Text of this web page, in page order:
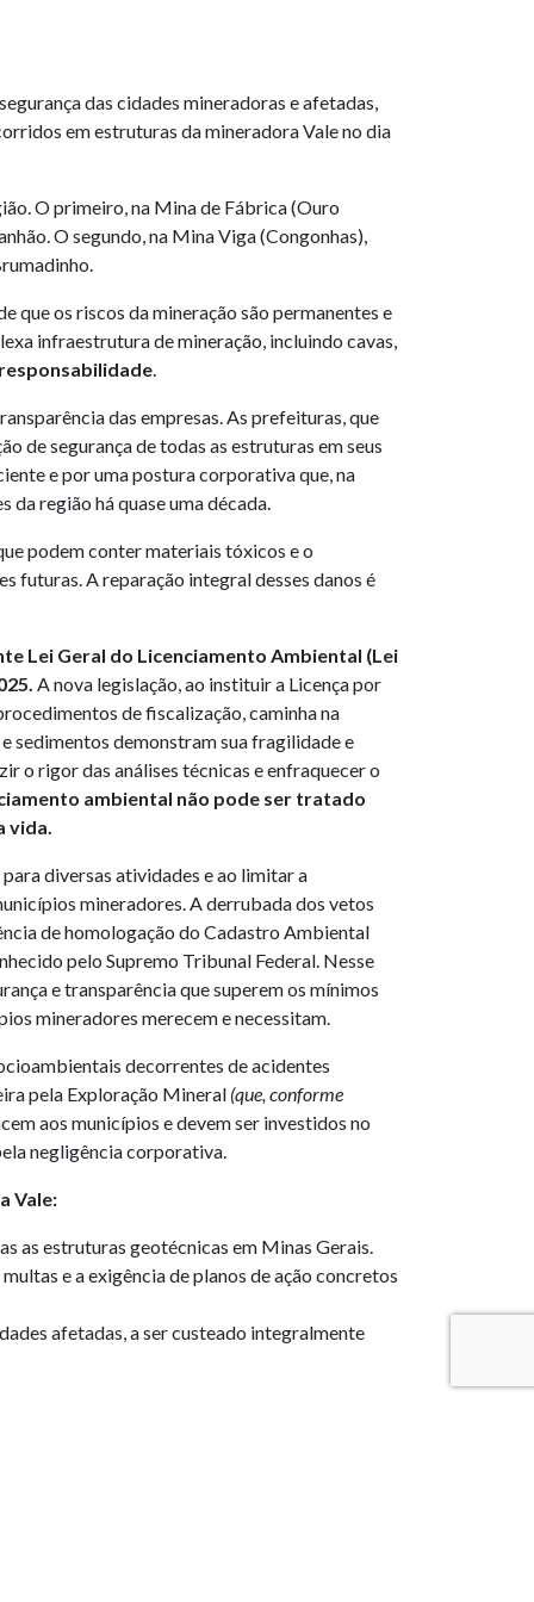
das cidades mineradoras e afetadas,
em estruturas da mineradora Vale no dia
O primeiro, na Mina de Fábrica (Ouro
O segundo, na Mina Viga (Congonhas),
que os riscos da mineração são permanentes e
infraestrutura de mineração, incluindo cavas,
das empresas. As prefeituras, que
de segurança de todas as estruturas em seus
e por uma postura corporativa que, na
região há quase uma década.
podem conter materiais tóxicos e o
futuras. A reparação integral desses danos é
Lei Geral do Licenciamento Ambiental (Lei
A nova legislação, ao instituir a Licença por
de fiscalização, caminha na
sedimentos demonstram sua fragilidade e
o rigor das análises técnicas e enfraquecer o
ambiental não pode ser tratado
vida.
diversas atividades e ao limitar a
mineradores. A derrubada dos vetos
de homologação do Cadastro Ambiental
pelo Supremo Tribunal Federal. Nesse
e transparência que superem os mínimos
mineradores merecem e necessitam.
decorrentes de acidentes
pela Exploração Mineral (que, conforme
aos municípios e devem ser investidos no
negligência corporativa.
Vale:
as estruturas geotécnicas em Minas Gerais.
e a exigência de planos de ação concretos
afetadas, a ser custeado integralmente